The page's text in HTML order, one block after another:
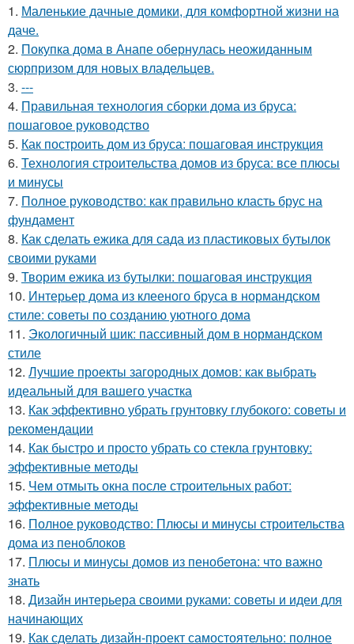
1. Маленькие дачные домики, для комфортной жизни на
даче.
2. Покупка дома в Анапе обернулась неожиданным
сюрпризом для новых владельцев.
3. ---
4. Правильная технология сборки дома из бруса:
пошаговое руководство
5. Как построить дом из бруса: пошаговая инструкция
6. Технология строительства домов из бруса: все плюсы
и минусы
7. Полное руководство: как правильно класть брус на
фундамент
8. Как сделать ежика для сада из пластиковых бутылок
своими руками
9. Творим ежика из бутылки: пошаговая инструкция
10. Интерьер дома из клееного бруса в нормандском
стиле: советы по созданию уютного дома
11. Экологичный шик: пассивный дом в нормандском
стиле
12. Лучшие проекты загородных домов: как выбрать
идеальный для вашего участка
13. Как эффективно убрать грунтовку глубокого: советы и
рекомендации
14. Как быстро и просто убрать со стекла грунтовку:
эффективные методы
15. Чем отмыть окна после строительных работ:
эффективные методы
16. Полное руководство: Плюсы и минусы строительства
дома из пеноблоков
17. Плюсы и минусы домов из пенобетона: что важно
знать
18. Дизайн интерьера своими руками: советы и идеи для
начинающих
19. Как сделать дизайн-проект самостоятельно: полное